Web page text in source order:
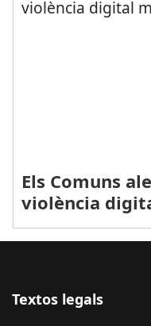
Els Comuns
violència
Textos legals